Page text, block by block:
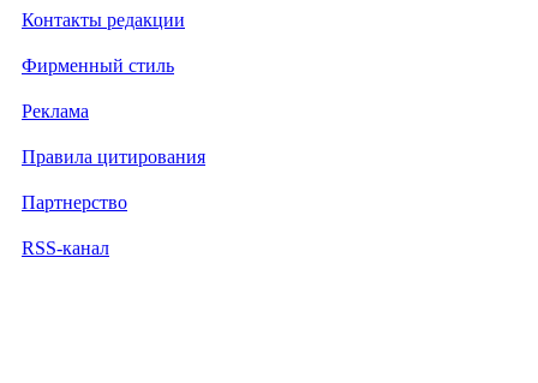
Контакты редакции
Фирменный стиль
Реклама
Правила цитирования
Партнерство
RSS-канал